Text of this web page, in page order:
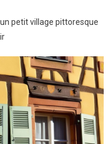
petit village pittoresque